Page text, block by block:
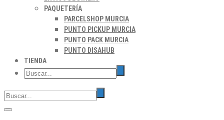
PAQUETERÍA
PARCELSHOP MURCIA
PUNTO PICKUP MURCIA
PUNTO PACK MURCIA
PUNTO DISAHUB
TIENDA